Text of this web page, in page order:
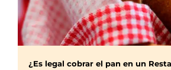
¿Es legal cobrar el pan en un